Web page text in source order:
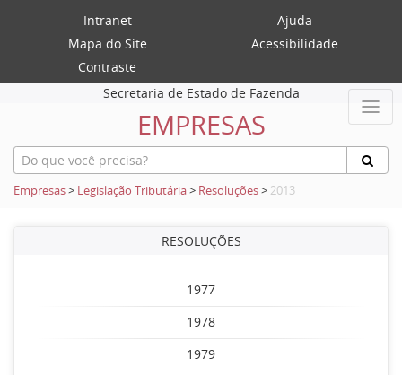
Intranet
Ajuda
Mapa do Site
Acessibilidade
Contraste
Secretaria de Estado de Fazenda
EMPRESAS
Empresas> Legislação Tributária> Resoluções> 2013
RESOLUÇÕES
1977
1978
1979